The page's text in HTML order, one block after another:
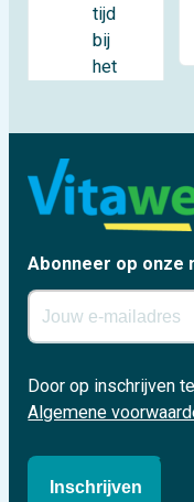
tijd
bij
het
Abonneer op onze
Door op inschrijven
Algemene
Inschrijven